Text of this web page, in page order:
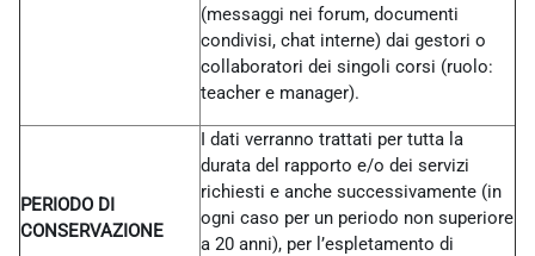
(messaggi nei forum, documenti
condivisi, chat interne) dai gestori o
collaboratori dei singoli corsi (ruolo:
teacher e manager).
PERIODO DI
CONSERVAZIONE
I dati verranno trattati per tutta la
durata del rapporto e/o dei servizi
richiesti e anche successivamente (in
ogni caso per un periodo non superiore
a 20 anni), per l’espletamento di